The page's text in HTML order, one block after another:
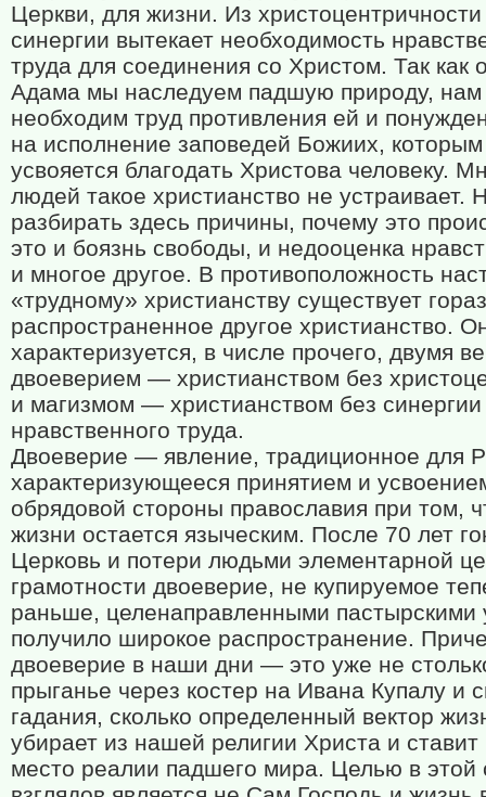
Церкви, для жизни. Из
синергии вытекает необходимость
труда для соединения со Христом. Так как
Адама мы наследуем падшую природу, нам
необходим труд противления ей и
на исполнение заповедей Божиих, которым
усвояется благодать Христова человеку.
людей такое христианство не устраивает.
разбирать здесь причины, почему это
это и боязнь свободы, и недооценка
и многое другое. В противоположность
«трудному» христианству существует
распространенное другое христианство.
характеризуется, в числе прочего, двумя
двоеверием — христианством без
и магизмом — христианством без
нравственного труда.
Двоеверие — явление, традиционное для
характеризующееся принятием и
обрядовой стороны православия при том,
жизни остается языческим. После 70 лет
Церковь и потери людьми элементарной
грамотности двоеверие, не купируемое
раньше, целенаправленными пастырскими
получило широкое распространение.
двоеверие в наши дни — это уже не
прыганье через костер на Ивана Купалу и
гадания, сколько определенный вектор
убирает из нашей религии Христа и ставит
место реалии падшего мира. Целью в этой